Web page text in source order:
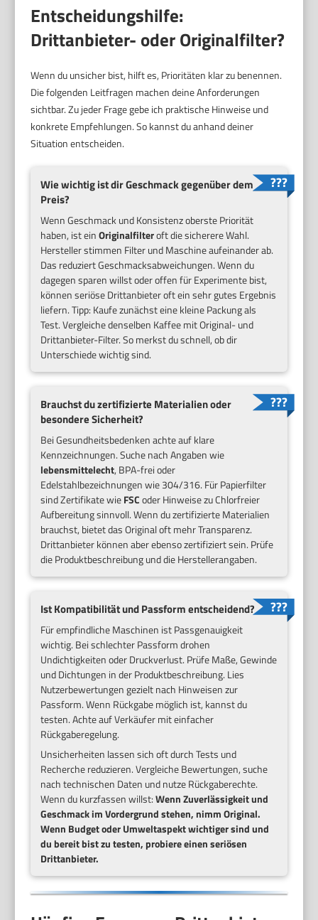
Entscheidungshilfe:
Drittanbieter- oder Originalfilter?
Wenn du unsicher bist, hilft es, Prioritäten klar zu benennen.
Die folgenden Leitfragen machen deine Anforderungen
sichtbar. Zu jeder Frage gebe ich praktische Hinweise und
konkrete Empfehlungen. So kannst du anhand deiner
Situation entscheiden.
Wie wichtig ist dir Geschmack gegenüber dem
Preis?
Wenn Geschmack und Konsistenz oberste Priorität
haben, ist einOriginalfilteroft die sicherere Wahl.
Hersteller stimmen Filter und Maschine aufeinander ab.
Das reduziert Geschmacksabweichungen. Wenn du
dagegen sparen willst oder offen für Experimente bist,
können seriöse Drittanbieter oft ein sehr gutes Ergebnis
liefern. Tipp: Kaufe zunächst eine kleine Packung als
Test. Vergleiche denselben Kaffee mit Original- und
Drittanbieter-Filter. So merkst du schnell, ob dir
Unterschiede wichtig sind.
Brauchst du zertifizierte Materialien oder
besondere Sicherheit?
Bei Gesundheitsbedenken achte auf klare
Kennzeichnungen. Suche nach Angaben wie
lebensmittelecht, BPA-frei oder
Edelstahlbezeichnungen wie 304/316. Für Papierfilter
sind Zertifikate wieFSCoder Hinweise zu Chlorfreier
Aufbereitung sinnvoll. Wenn du zertifizierte Materialien
brauchst, bietet das Original oft mehr Transparenz.
Drittanbieter können aber ebenso zertifiziert sein. Prüfe
die Produktbeschreibung und die Herstellerangaben.
Ist Kompatibilität und Passform entscheidend?
Für empfindliche Maschinen ist Passgenauigkeit
wichtig. Bei schlechter Passform drohen
Undichtigkeiten oder Druckverlust. Prüfe Maße, Gewinde
und Dichtungen in der Produktbeschreibung. Lies
Nutzerbewertungen gezielt nach Hinweisen zur
Passform. Wenn Rückgabe möglich ist, kannst du
testen. Achte auf Verkäufer mit einfacher
Rückgaberegelung.
Unsicherheiten lassen sich oft durch Tests und
Recherche reduzieren. Vergleiche Bewertungen, suche
nach technischen Daten und nutze Rückgaberechte.
Wenn du kurzfassen willst:Wenn Zuverlässigkeit und
Geschmack im Vordergrund stehen, nimm Original.
Wenn Budget oder Umweltaspekt wichtiger sind und
du bereit bist zu testen, probiere einen seriösen
Drittanbieter.